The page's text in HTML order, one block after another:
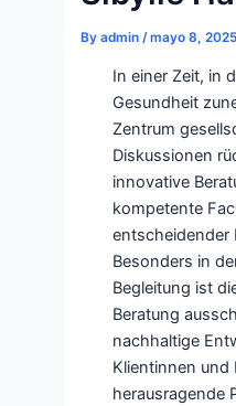
By admin /mayo 8, 2025
In einer Zeit, in
Gesundheit
Zentrum
Diskussionen
innovative
kompetente
entscheidender
Besonders in
Begleitung ist
Beratung
nachhaltige
Klientinnen und
herausragende